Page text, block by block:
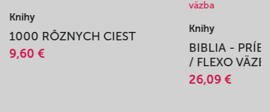
Knihy
1000 RÔZNYCH CIEST
9,60 €
Knihy
BIBLIA -
/ FLEXO
26,09 €